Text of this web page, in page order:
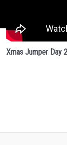
Xmas Jumper Day